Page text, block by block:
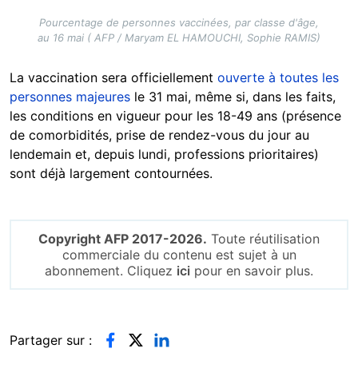
Pourcentage de personnes vaccinées, par classe d'âge,
au 16 mai ( AFP / Maryam EL HAMOUCHI, Sophie RAMIS)
La vaccination sera officiellement ouverte à toutes les
personnes majeures le 31 mai, même si, dans les faits,
les conditions en vigueur pour les 18-49 ans (présence
de comorbidités, prise de rendez-vous du jour au
lendemain et, depuis lundi, professions prioritaires)
sont déjà largement contournées.
Copyright AFP 2017-2026. Toute réutilisation
commerciale du contenu est sujet à un
abonnement. Cliquez ici pour en savoir plus.
Partager sur :